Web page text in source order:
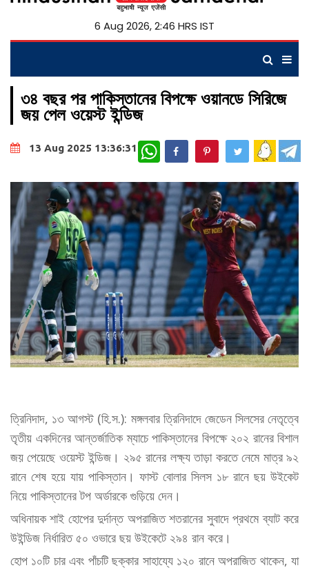
6 Aug 2026, 2:46 HRS IST
৩৪ বছর পর পাকিস্তানের বিপক্ষে ওয়ানডে সিরিজে
জয় পেল ওয়েস্ট ইন্ডিজ
13 Aug 2025 13:36:31 WhatsApp
ত্রিনিদাদ, ১৩ আগস্ট (হি.স.): মঙ্গলবার ত্রিনিদাদে জেডেন সিলসের নেতৃত্বে
তৃতীয় একদিনের আন্তর্জাতিক ম্যাচে পাকিস্তানের বিপক্ষে ২০২ রানের বিশাল
জয় পেয়েছে ওয়েস্ট ইন্ডিজ। ২৯৫ রানের লক্ষ্য তাড়া করতে নেমে মাত্র ৯২
রানে শেষ হয়ে যায় পাকিস্তান। ফাস্ট বোলার সিলস ১৮ রানে ছয় উইকেট
নিয়ে পাকিস্তানের টপ অর্ডারকে গুড়িয়ে দেন।
অধিনায়ক শাই হোপের দুর্দান্ত অপরাজিত শতরানের সুবাদে প্রথমে ব্যাট করে
উইন্ডিজ নির্ধারিত ৫০ ওভারে ছয় উইকেটে ২৯৪ রান করে।
হোপ ১০টি চার এবং পাঁচটি ছক্কার সাহায্যে ১২০ রানে অপরাজিত থাকেন, যা